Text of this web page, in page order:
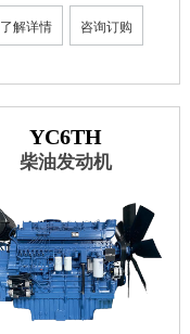
了解详情 咨询订购
YC6TH
柴油发动机